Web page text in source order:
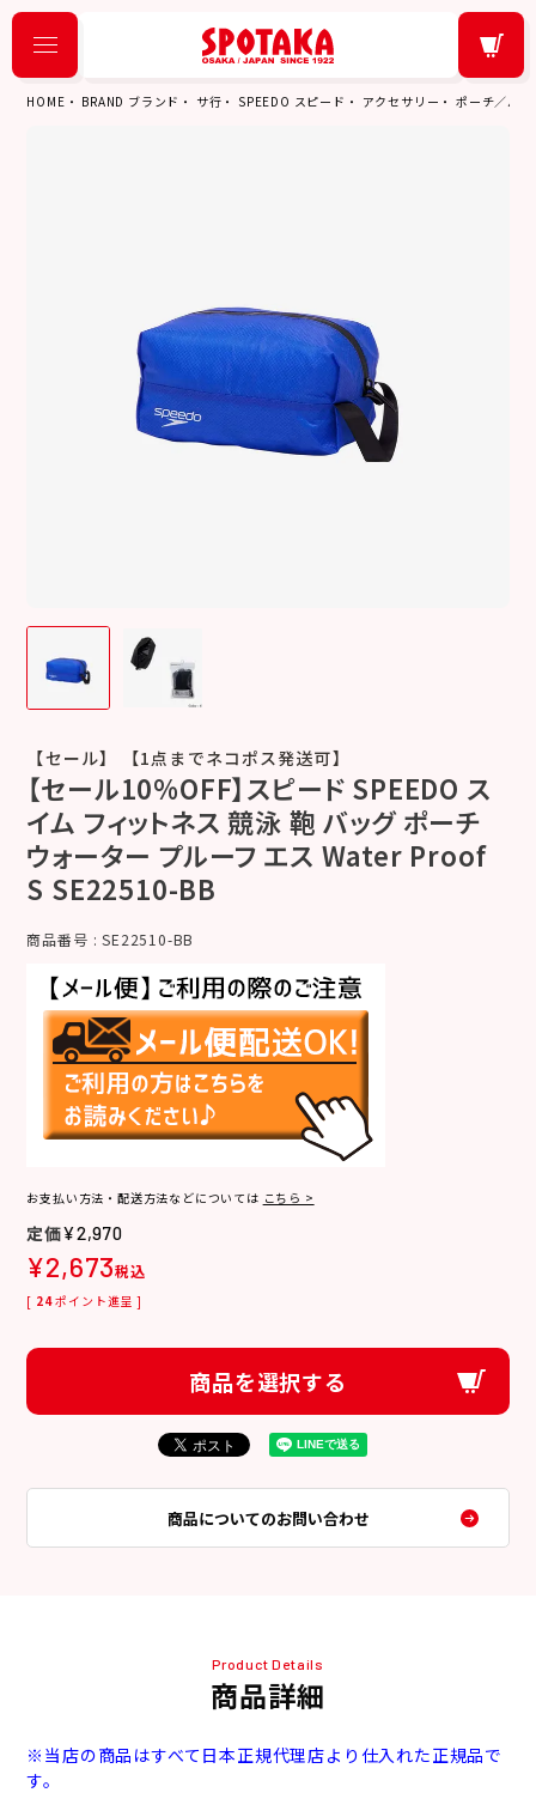
HOME BRAND ブランド サ行 SPEEDO スピード アクセサリー ポーチ／バ
【セール】 【1点までネコポス発送可】
【セール10%OFF】スピード SPEEDO ス
イム フィットネス 競泳 鞄 バッグ ポーチ
ウォーター プルーフ エス Water Proof
S SE22510-BB
商品番号 SE22510-BB
お支払い方法・配送方法などについては こちら >
¥2,970
¥2,673税込
[ 24ポイント進呈 ]
商品を選択する
商品についてのお問い合わせ
Product Details
商品詳細
※当店の商品はすべて日本正規代理店より仕入れた正規品で
す。